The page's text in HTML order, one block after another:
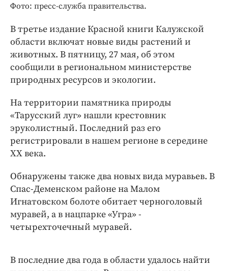
Издания
Медиаперсона
Интересное чтиво
Клиника года
Бренд года
Работодатель года
Фото: пресс-служба правительства.
В третье издание Красной книги Калужской
области включат новые виды растений и
животных. В пятницу, 27 мая, об этом
сообщили в региональном министерстве
природных ресурсов и экологии.
На территории памятника природы
«Тарусский луг» нашли крестовник
эруколистный. Последний раз его
регистрировали в нашем регионе в середине
XX века.
Обнаружены также два новых вида муравьев. В
Спас-Деменском районе на Малом
Игнатовском болоте обитает черноголовый
муравей, а в нацпарке «Угра» -
четырехточечный муравей.
В последние два года в области удалось найти